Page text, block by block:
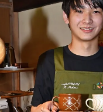
スポーツ